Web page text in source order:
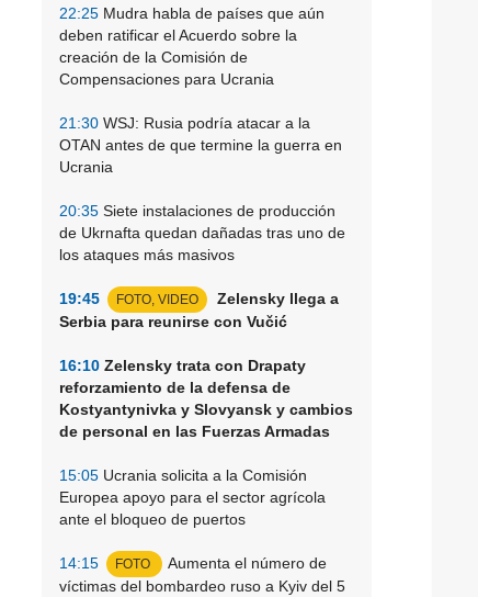
22:25 Mudra habla de países que aún
deben ratificar el Acuerdo sobre la
creación de la Comisión de
Compensaciones para Ucrania
21:30 WSJ: Rusia podría atacar a la
OTAN antes de que termine la guerra en
Ucrania
20:35 Siete instalaciones de producción
de Ukrnafta quedan dañadas tras uno de
los ataques más masivos
19:45 FOTO, VIDEO
Zelensky llega a
Serbia para reunirse con Vučić
16:10 Zelensky trata con Drapaty
reforzamiento de la defensa de
Kostyantynivka y Slovyansk y cambios
de personal en las Fuerzas Armadas
15:05 Ucrania solicita a la Comisión
Europea apoyo para el sector agrícola
ante el bloqueo de puertos
14:15 FOTO
Aumenta el número de
víctimas del bombardeo ruso a Kyiv del 5